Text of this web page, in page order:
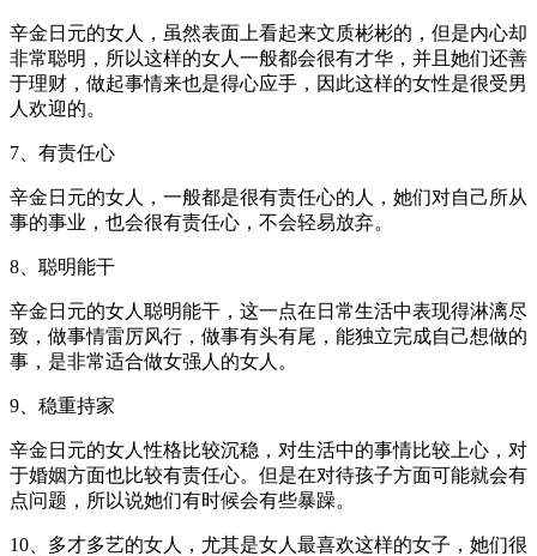
辛金日元的女人，虽然表面上看起来文质彬彬的，但是内心却
非常聪明，所以这样的女人一般都会很有才华，并且她们还善
于理财，做起事情来也是得心应手，因此这样的女性是很受男
人欢迎的。
7、有责任心
辛金日元的女人，一般都是很有责任心的人，她们对自己所从
事的事业，也会很有责任心，不会轻易放弃。
8、聪明能干
辛金日元的女人聪明能干，这一点在日常生活中表现得淋漓尽
致，做事情雷厉风行，做事有头有尾，能独立完成自己想做的
事，是非常适合做女强人的女人。
9、稳重持家
辛金日元的女人性格比较沉稳，对生活中的事情比较上心，对
于婚姻方面也比较有责任心。但是在对待孩子方面可能就会有
点问题，所以说她们有时候会有些暴躁。
10、多才多艺的女人，尤其是女人最喜欢这样的女子，她们很